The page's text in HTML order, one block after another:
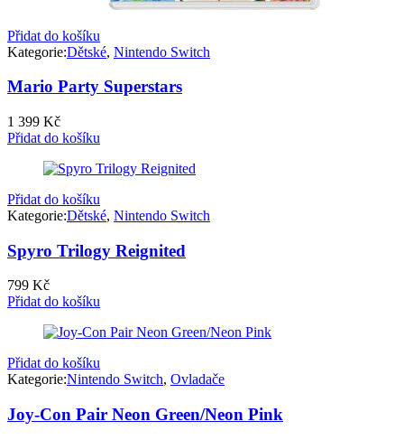
Přidat do košíku
Kategorie:Dětské, Nintendo Switch
Mario Party Superstars
1 399 Kč
Přidat do košíku
Přidat do košíku
Kategorie:Dětské, Nintendo Switch
Spyro Trilogy Reignited
799 Kč
Přidat do košíku
Přidat do košíku
Kategorie:Nintendo Switch, Ovladače
Joy-Con Pair Neon Green/Neon Pink